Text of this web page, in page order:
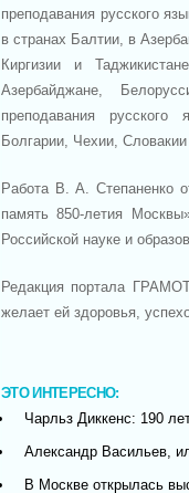
преподавания русского
в странах Балтии, в
Киргизии и
Азербайджане,
преподавания
Болгарии, Чехии,
Работа В. А. Степаненко
память 850-летия
Российской науке и
Редакция портала
желает ей здоровья,
ЭТО ИНТЕРЕСНО:
Чарльз Диккенс: 190
Александр Васильев,
В Москве открылась